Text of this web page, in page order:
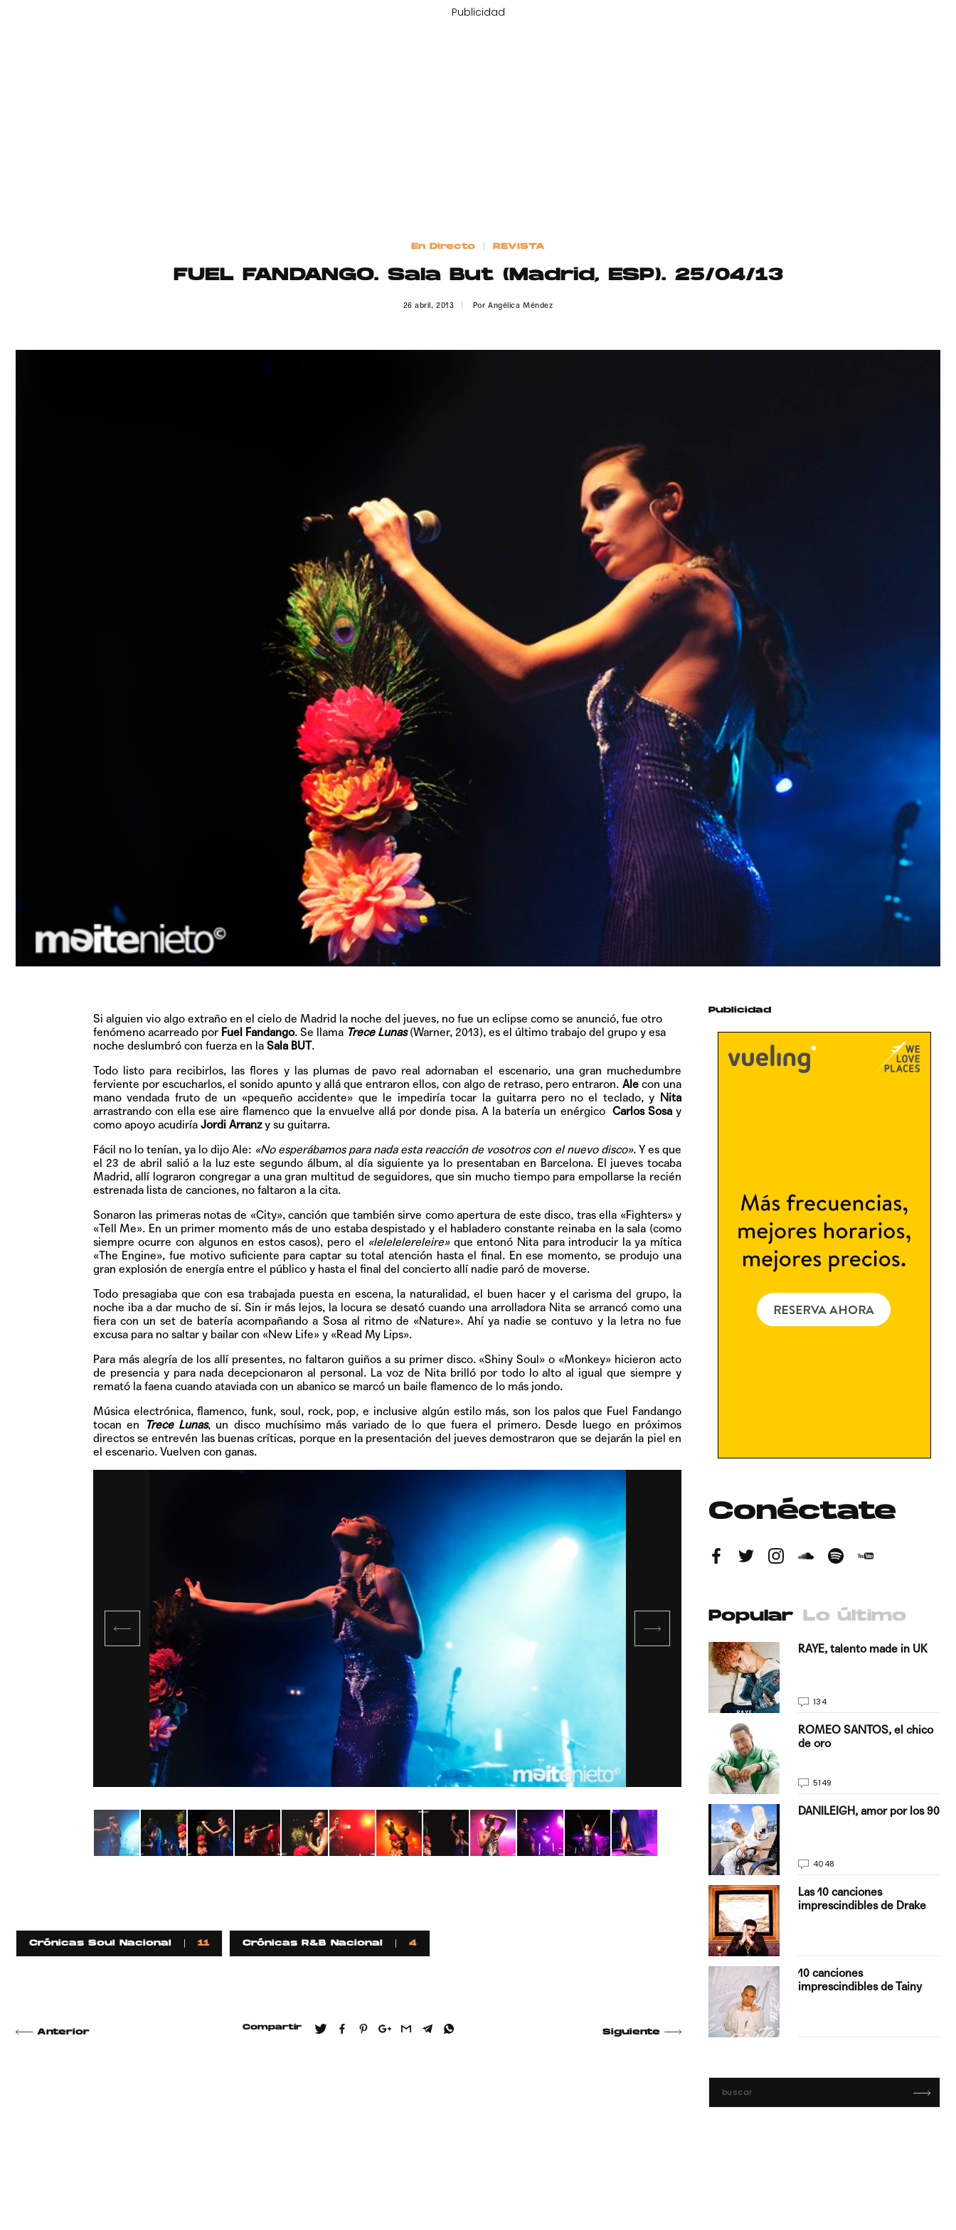
Publicidad
En Directo REVISTA
FUEL FANDANGO. Sala But (Madrid, ESP). 25/04/13
26 abril, 2013 PorAngélica Méndez
Si alguien vio algo extraño en el cielo de Madrid la noche del jueves, no fue un eclipse como se anunció, fue otro
fenómeno acarreado por Fuel Fandango. Se llama Trece Lunas (Warner, 2013), es el último trabajo del grupo y esa
noche deslumbró con fuerza en la Sala BUT.
Todo listo para recibirlos, las flores y las plumas de pavo real adornaban el escenario, una gran muchedumbre
ferviente por escucharlos, el sonido apunto y allá que entraron ellos, con algo de retraso, pero entraron. Alecon una
mano vendada fruto de un «pequeño accidente» que le impediría tocar la guitarra pero no el teclado, y Nita
arrastrando con ella ese aire flamenco que la envuelve allá por donde pisa. A la batería un enérgico Carlos Sosay
como apoyo acudiría Jordi Arranzy su guitarra.
Fácil no lo tenían, ya lo dijo Ale: «No esperábamos para nada esta reacción de vosotros con el nuevo disco». Y es que
el 23 de abril salió a la luz este segundo álbum, al día siguiente ya lo presentaban en Barcelona. El jueves tocaba
Madrid, allí lograron congregar a una gran multitud de seguidores, que sin mucho tiempo para empollarse la recién
estrenada lista de canciones, no faltaron a la cita.
Sonaron las primeras notas de «City», canción que también sirve como apertura de este disco, tras ella «Fighters» y
«Tell Me». En un primer momento más de uno estaba despistado y el habladero constante reinaba en la sala (como
siempre ocurre con algunos en estos casos), pero el «lelelelereleire»que entonó Nita para introducir la ya mítica
«The Engine», fue motivo suficiente para captar su total atención hasta el final. En ese momento, se produjo una
gran explosión de energía entre el público y hasta el final del concierto allí nadie paró de moverse.
Todo presagiaba que con esa trabajada puesta en escena, la naturalidad, el buen hacer y el carisma del grupo, la
noche iba a dar mucho de sí. Sin ir más lejos, la locura se desató cuando una arrolladora Nita se arrancó como una
fiera con un set de batería acompañando a Sosa al ritmo de «Nature». Ahí ya nadie se contuvo y la letra no fue
excusa para no saltar y bailar con «New Life» y «Read My Lips».
Para más alegría de los allí presentes, no faltaron guiños a su primer disco. «Shiny Soul» o «Monkey» hicieron acto
de presencia y para nada decepcionaron al personal. La voz de Nita brilló por todo lo alto al igual que siempre y
remató la faena cuando ataviada con un abanico se marcó un baile flamenco de lo más jondo.
Música electrónica, flamenco, funk, soul, rock, pop, e inclusive algún estilo más, son los palos que Fuel Fandango
tocan en Trece Lunas, un disco muchísimo más variado de lo que fuera el primero. Desde luego en próximos
directos se entrevén las buenas críticas, porque en la presentación del jueves demostraron que se dejarán la piel en
el escenario. Vuelven con ganas.
Crónicas Soul Nacional 11 Crónicas R&B Nacional 4
Anterior Siguiente
Compartir
Publicidad
Conéctate
Popular Lo último
TAINY, adelantado a su
NICKI NICOLE, pisando
Hablamos con Justin
Quiles de 'La…
RAYE, talento made in UK
134
ROMEO SANTOS, el chico
de oro
5149
DANILEIGH, amor por los 90
4048
Las 10 canciones
imprescindibles de Drake
10 canciones
imprescindibles de Tainy